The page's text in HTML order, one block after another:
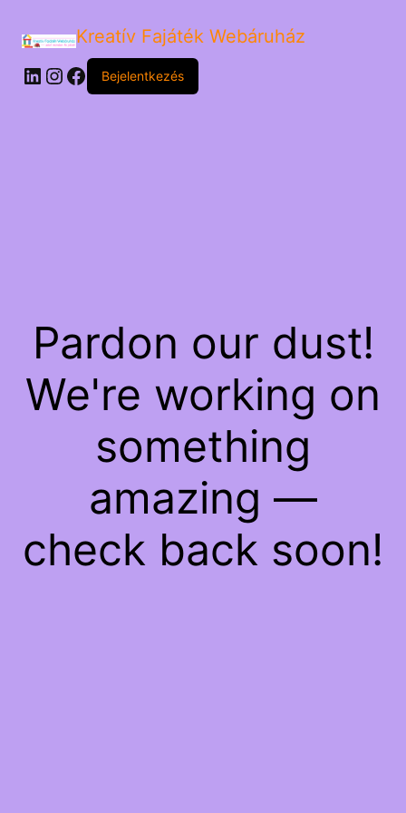
Kreatív Fajáték Webáruház
LinkedIn
Instagram
Facebook
Bejelentkezés
Pardon our dust!
We're working on
something
amazing —
check back soon!